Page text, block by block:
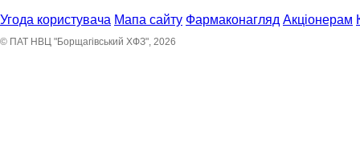
Угода користувача Мапа сайту Фармаконагляд Акціонерам
© ПАТ НВЦ "Борщагівський ХФЗ", 2026